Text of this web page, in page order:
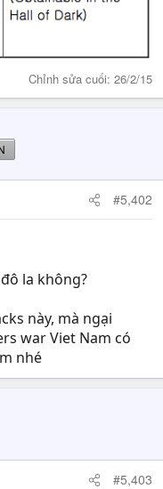
Chỉnh sửa cuối: 26/2/15
#5,402
la không?
này, mà ngại
war Viet Nam có
nhé
#5,403